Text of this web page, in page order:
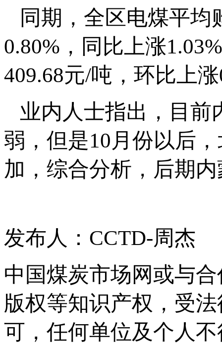
同期，全区电煤平均
0.80%，同比上涨
409.68元/吨，环比上
业内人士指出，目前
弱，但是10月份以后
加，综合分析，后期
发布人：CCTD-周杰
中国煤炭市场网或与
版权等知识产权，受
可，任何单位及个人